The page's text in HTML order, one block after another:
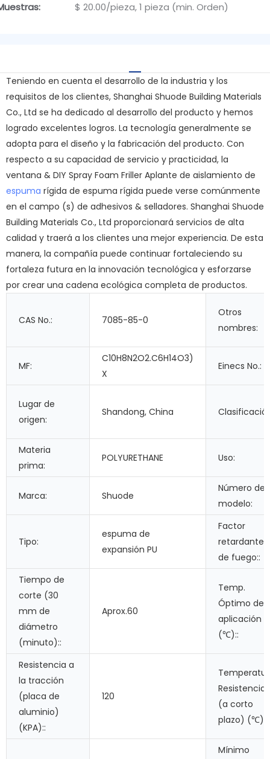
$ 20.00/pieza, 1 pieza (min. Orden)
Teniendo en cuenta el desarrollo de la industria y los
requisitos de los clientes, Shanghai Shuode Building Materials
Co., Ltd se ha dedicado al desarrollo del producto y hemos
logrado excelentes logros. La tecnología generalmente se
adopta para el diseño y la fabricación del producto. Con
respecto a su capacidad de servicio y practicidad, la
ventana & DIY Spray Foam Friller Aplante de aislamiento de
espuma rígida de espuma rígida puede verse comúnmente
en el campo (s) de adhesivos & selladores. Shanghai Shuode
Building Materials Co., Ltd proporcionará servicios de alta
calidad y traerá a los clientes una mejor experiencia. De esta
manera, la compañía puede continuar fortaleciendo su
fortaleza futura en la innovación tecnológica y esforzarse
por crear una cadena ecológica completa de productos.
CAS No.: 7085-85-0
Otros
nombres:
MF:
C10H8N2O2.C6H14O3)
X
Einecs No.:
Lugar de
origen:
Shandong, China
Materia
prima:
POLYURETHANE Uso:
Marca: Shuode
Número de
modelo:
Tipo:
espuma de
expansión PU
Factor
retardante
de fuego::
Tiempo de
corte (30
mm de
diámetro
(minuto)::
Aprox.60
Temp.
Óptimo de
aplicación
(℃)::
Resistencia a
la tracción
(placa de
aluminio)
(KPA)::
120
Resistencia
(a corto
plazo) (℃)::
Mínimo